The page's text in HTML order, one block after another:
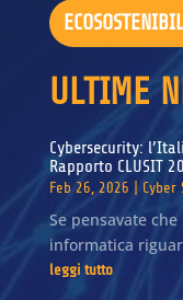
ULTIME
Cybersecurity:
Rapporto CLUSIT
Feb 26, 2026 Cyber
Se pensavate
informatica
leggi tutto